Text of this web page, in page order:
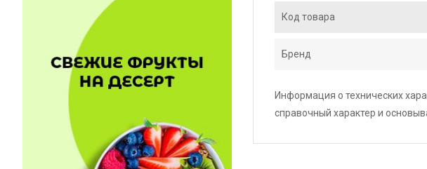
Код товара
Бренд
Информация о технических
справочный характер и